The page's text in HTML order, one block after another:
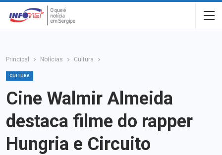
Principal Notícias Cultura
CULTURA
Cine Walmir Almeida
destaca filme do rapper
Hungria e Circuito